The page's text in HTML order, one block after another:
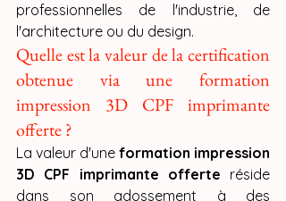
professionnelles de l'industrie, de
l'architecture ou du design.
Quelle est la valeur de la certification
obtenue via une formation
impression 3D CPF imprimante
offerte ?
La valeur d'une formation impression
3D CPF imprimante offerte réside
dans son adossement à des